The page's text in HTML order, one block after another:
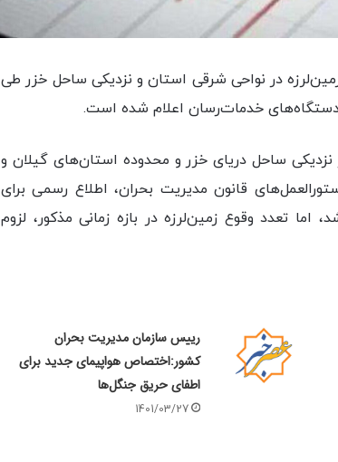
مدیریت بحران گیلان، از وقوع ۱۱ مورد زمین لرزه در نواحی شرقی استان و نزدیکی ساحل خزر طی
نزدیکی ساحل دریای خزر و محدوده استان های گیلان و
های قانون مدیریت بحران، اطلاع رسمی برای
اما تعدد وقوع زمین لرزه در بازه زمانی مذکور، لزوم
رییس سازمان مدیریت بحران
کشور:اختصاص هواپیمای جدید برای
اطفای حریق جنگل‌ها
1401/03/27